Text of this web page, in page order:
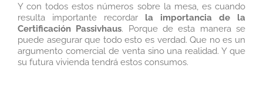
Y con todos estos números sobre la mesa, es cuando
resulta importante recordar la importancia de la
Certificación Passivhaus. Porque de esta manera se
puede asegurar que todo esto es verdad. Que no es un
argumento comercial de venta sino una realidad. Y que
su futura vivienda tendrá estos consumos.